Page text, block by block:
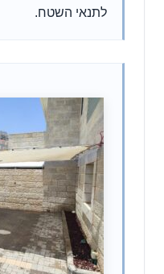
לתנאי השטח.